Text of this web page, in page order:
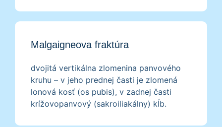
Malgaigneova fraktúra
dvojitá vertikálna zlomenina panvového
kruhu – v jeho prednej časti je zlomená
lonová kosť (os pubis), v zadnej časti
krížovopanvový (sakroiliakálny) kĺb.